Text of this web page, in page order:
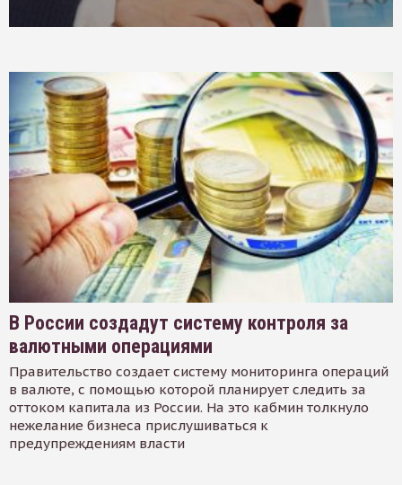
В России создадут систему контроля за
валютными операциями
Правительство создает систему мониторинга операций
в валюте, с помощью которой планирует следить за
оттоком капитала из России. На это кабмин толкнуло
нежелание бизнеса прислушиваться к
предупреждениям власти